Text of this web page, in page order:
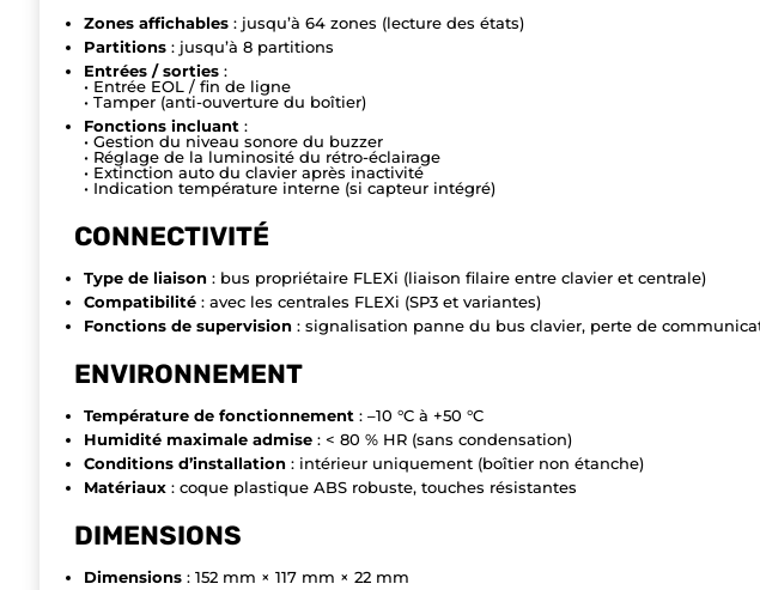
Zones affichables : jusqu’à 64 zones (lecture des états)
Partitions : jusqu’à 8 partitions
Entrées / sorties :
• Entrée EOL / fin de ligne
• Tamper (anti-ouverture du boîtier)
Fonctions incluant :
• Gestion du niveau sonore du buzzer
• Réglage de la luminosité du rétro-éclairage
• Extinction auto du clavier après inactivité
• Indication température interne (si capteur intégré)
CONNECTIVITÉ
Type de liaison : bus propriétaire FLEXi (liaison filaire entre clavier et centrale)
Compatibilité : avec les centrales FLEXi (SP3 et variantes)
Fonctions de supervision : signalisation panne du bus clavier, perte de
ENVIRONNEMENT
Température de fonctionnement : –10 °C à +50 °C
Humidité maximale admise : < 80 % HR (sans condensation)
Conditions d’installation : intérieur uniquement (boîtier non étanche)
Matériaux : coque plastique ABS robuste, touches résistantes
DIMENSIONS
Dimensions : 152 mm × 117 mm × 22 mm